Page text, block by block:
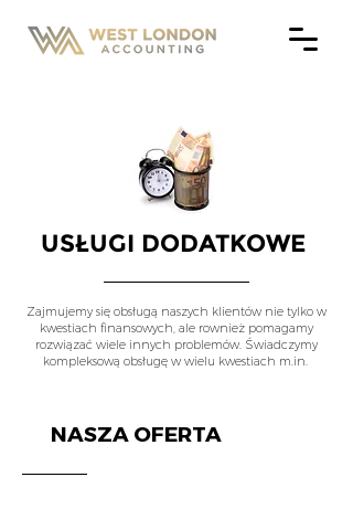
USŁUGI DODATKOWE
Zajmujemy się obsługą naszych klientów nie tylko w
kwestiach finansowych, ale rownież pomagamy
rozwiązać wiele innych problemów. Świadczymy
kompleksową obsługę w wielu kwestiach m.in.
NASZA OFERTA